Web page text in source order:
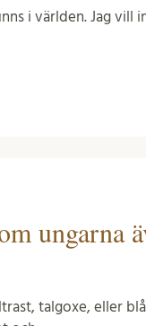
i världen. Jag vill
ungarna
talgoxe, eller